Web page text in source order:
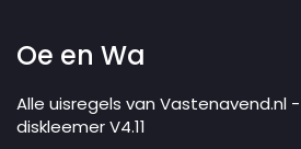
Oe en Wa
Alle uisregels van Vastenavend.nl
diskleemer V4.11